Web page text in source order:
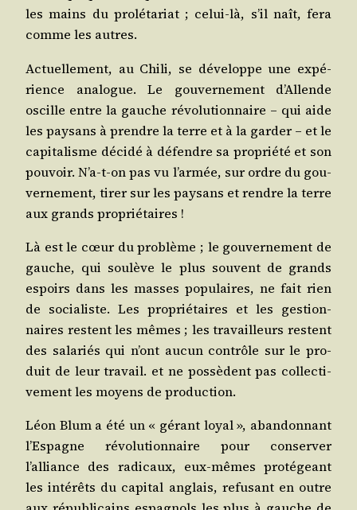
les mains du pro­lé­ta­riat ; celui-là, s’il naît, fera
comme les autres.
Actuel­le­ment, au Chi­li, se déve­loppe une expé­
rience ana­logue. Le gou­ver­ne­ment d’Allende
oscille entre la gauche révo­lu­tion­naire – qui aide
les pay­sans à prendre la terre et à la gar­der – et le
capi­ta­lisme déci­dé à défendre sa pro­prié­té et son
pou­voir. N’a‑t-on pas vu l’armée, sur ordre du gou­
ver­ne­ment, tirer sur les pay­sans et rendre la terre
aux grands propriétaires !
Là est le cœur du pro­blème ; le gou­ver­ne­ment de
gauche, qui sou­lève le plus sou­vent de grands
espoirs dans les masses popu­laires, ne fait rien
de socia­liste. Les pro­prié­taires et les ges­tion­
naires res­tent les mêmes ; les tra­vailleurs res­tent
des sala­riés qui n’ont aucun contrôle sur le pro­
duit de leur tra­vail. et ne pos­sèdent pas col­lec­ti­
ve­ment les moyens de production.
Léon Blum a été un « gérant loyal », aban­don­nant
l’Espagne révo­lu­tion­naire pour conser­ver
l’alliance des radi­caux, eux-mêmes pro­té­geant
les inté­rêts du capi­tal anglais, refu­sant en outre